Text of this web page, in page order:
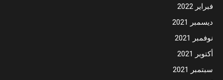
فبراير 2022
ديسمبر 2021
نوفمبر 2021
أكتوبر 2021
سبتمبر 2021